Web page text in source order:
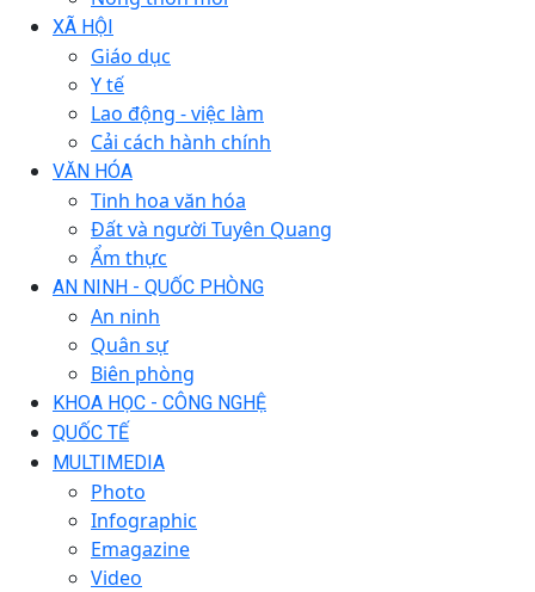
XÃ HỘI
Giáo dục
Y tế
Lao động - việc làm
Cải cách hành chính
VĂN HÓA
Tinh hoa văn hóa
Đất và người Tuyên Quang
Ẩm thực
AN NINH - QUỐC PHÒNG
An ninh
Quân sự
Biên phòng
KHOA HỌC - CÔNG NGHỆ
QUỐC TẾ
MULTIMEDIA
Photo
Infographic
Emagazine
Video